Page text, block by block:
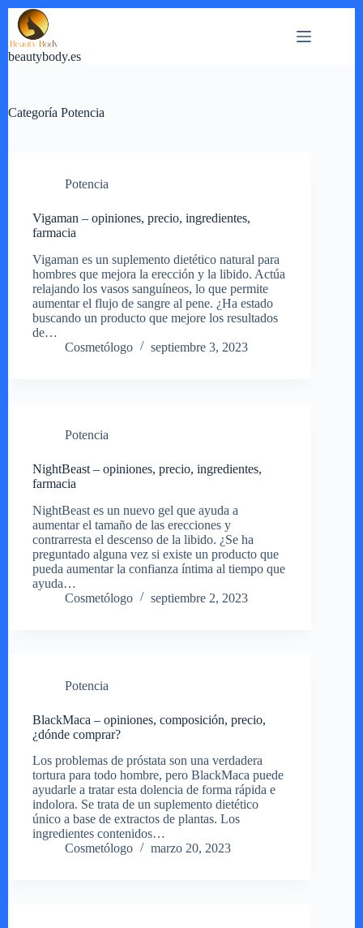
Saltar
contenido
beautybody.es
Categoría Potencia
Potencia
Vigaman – opiniones, precio, ingredientes,
farmacia
Vigaman es un suplemento dietético natural para
hombres que mejora la erección y la libido. Actúa
relajando los vasos sanguíneos, lo que permite
aumentar el flujo de sangre al pene. ¿Ha estado
buscando un producto que mejore los resultados
de…
Cosmetólogo
septiembre 3, 2023
Potencia
NightBeast – opiniones, precio, ingredientes,
farmacia
NightBeast es un nuevo gel que ayuda a
aumentar el tamaño de las erecciones y
contrarresta el descenso de la libido. ¿Se ha
preguntado alguna vez si existe un producto que
pueda aumentar la confianza íntima al tiempo que
ayuda…
Cosmetólogo
septiembre 2, 2023
Potencia
BlackMaca – opiniones, composición, precio,
¿dónde comprar?
Los problemas de próstata son una verdadera
tortura para todo hombre, pero BlackMaca puede
ayudarle a tratar esta dolencia de forma rápida e
indolora. Se trata de un suplemento dietético
único a base de extractos de plantas. Los
ingredientes contenidos…
Cosmetólogo
marzo 20, 2023